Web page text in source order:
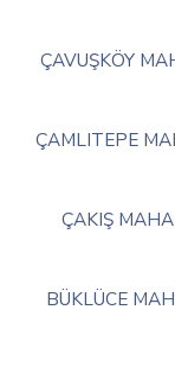
ÇAVUŞKÖY
ÇAMLITEPE
ÇAKIŞ
BÜKLÜCE